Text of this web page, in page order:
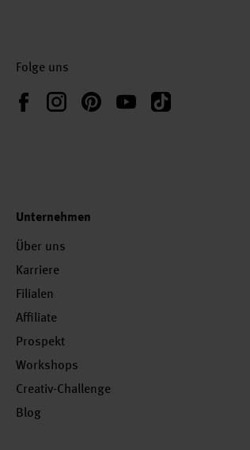
Folge uns
FacebookInstagramPinterestYouTubeTikTok
Unternehmen
Über uns
Karriere
Filialen
Affiliate
Prospekt
Workshops
Creativ-Challenge
Blog